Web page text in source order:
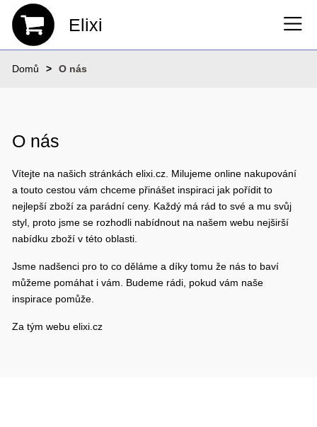
Elixi
Domů O nás
O nás
Vítejte na našich stránkách elixi.cz. Milujeme online nakupování
a touto cestou vám chceme přinášet inspiraci jak pořídit to
nejlepší zboží za parádní ceny. Každý má rád to své a mu svůj
styl, proto jsme se rozhodli nabídnout na našem webu nejširší
nabídku zboží v této oblasti.
Jsme nadšenci pro to co děláme a díky tomu že nás to baví
můžeme pomáhat i vám. Budeme rádi, pokud vám naše
inspirace pomůže.
Za tým webu elixi.cz